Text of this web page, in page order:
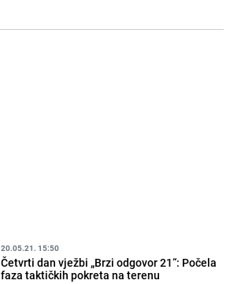
20.05.21. 15:50
Četvrti dan vježbi „Brzi odgovor 21“: Počela
faza taktičkih pokreta na terenu